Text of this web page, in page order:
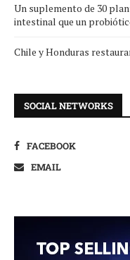
Un suplemento de 30
intestinal que un
Chile y Honduras
SOCIAL NETWORKS
FACEBOOK
EMAIL